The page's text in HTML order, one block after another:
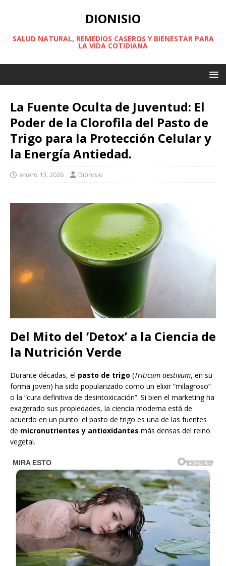
DIONISIO
SALUD NATURAL, REMEDIOS CASEROS Y BIENESTAR PARA
LA VIDA COTIDIANA
La Fuente Oculta de Juventud: El
Poder de la Clorofila del Pasto de
Trigo para la Protección Celular y
la Energía Antiedad.
enero 13, 2026 Dionisio
Del Mito del ‘Detox’ a la Ciencia de
la Nutrición Verde
Durante décadas, el pasto de trigo (Triticum aestivum, en su
forma joven) ha sido popularizado como un elixir “milagroso”
o la “cura definitiva de desintoxicación”. Si bien el marketing ha
exagerado sus propiedades, la ciencia moderna está de
acuerdo en un punto: el pasto de trigo es una de las fuentes
de micronutrientes y antioxidantes más densas del reino
vegetal.